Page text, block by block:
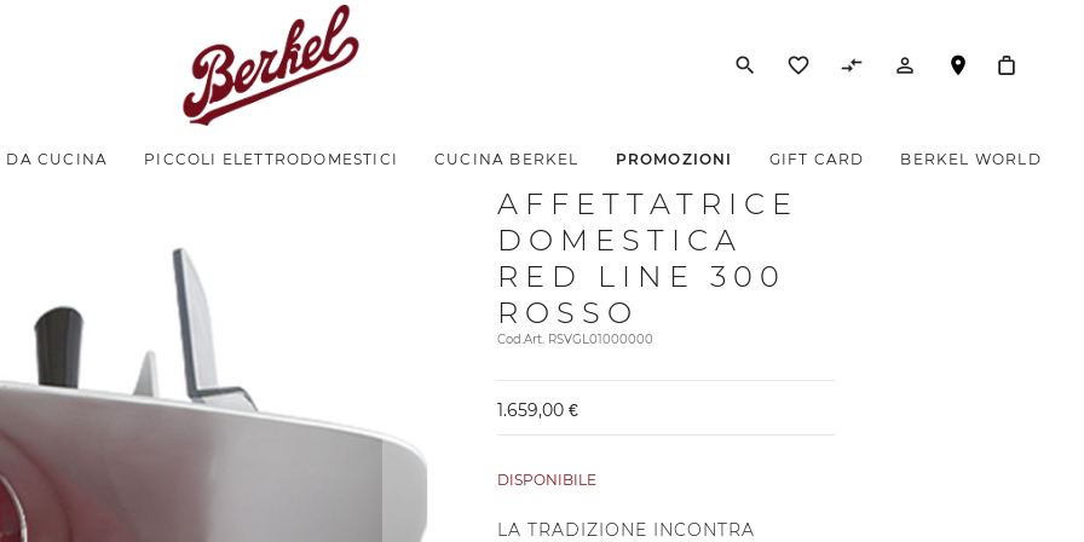
search favorite_border compare_arrows person_outline
DA CUCINA PICCOLI ELETTRODOMESTICI CUCINA BERKEL PROMOZIONI GIFT CARD BERKEL WORLD
AFFETTATRICE
DOMESTICA
RED LINE 300
ROSSO
Cod.Art. RSVGL01000000
1.659,00 €
DISPONIBILE
LA TRADIZIONE INCONTRA